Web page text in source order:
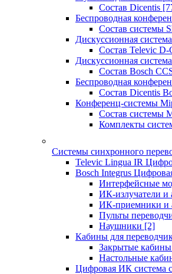
Состав Dicentis
Беспроводная
Состав системы
Дискуссионная
Состав Televic D-
Дискуссионная
Состав Bosch
Беспроводная
Состав Dicentis
Конференц-системы
Состав системы
Комплекты
Системы синхронного
Televic Lingua IR
Bosch Integrus
Интерфейсные
ИК-излучатели и
ИК-приемники и
Пульты
Наушники [2]
Кабины для
Закрытые кабины
Настольные
Цифровая ИК система